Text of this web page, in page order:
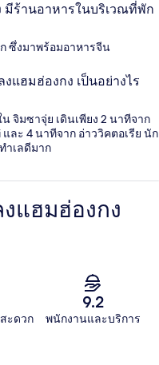
มีร้านอาหารในบริเวณที่พัก
ซึ่งมาพร้อมอาหารจีน
แฮมฮ่องกง เป็นอย่างไร
จิมซาจุ่ย เดินเพียง 2 นาทีจาก
และ 4 นาทีจาก อ่าววิคตอเรีย นัก
ำเลดีมาก
แฮมฮ่องกง
ะดวก
9.2
พนักงานและบริการ